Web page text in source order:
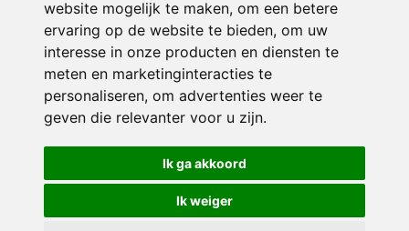
website mogelijk te maken, om een betere
ervaring op de website te bieden, om uw
interesse in onze producten en diensten te
meten en marketinginteracties te
personaliseren, om advertenties weer te
geven die relevanter voor u zijn.
Ik ga akkoord
Ik weiger
© 2026 Sint Bernardus | Alle rechten voorbehouden
Privacy policy|Disclaimer| Klachtenregeling|RSIN en Anbi
voorkeuren
Crealisatie The MindOffice